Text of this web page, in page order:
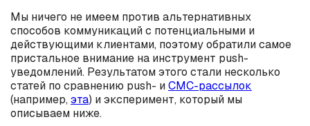
Мы ничего не имеем против альтернативных
способов коммуникаций с потенциальными и
действующими клиентами, поэтому обратили самое
пристальное внимание на инструмент push-
уведомлений. Результатом этого стали несколько
статей по сравнению push- иСМС-рассылок
(например, эта) и эксперимент, который мы
описываем ниже.